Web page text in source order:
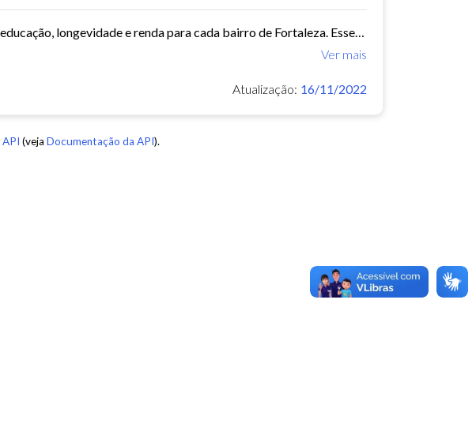
Este conjunto de dados contém indicadores de educação, longevidade e renda para cada bairro de Fortaleza. Esses três indicadores juntos formam o Indice de Desenvolvimento Humano...
Ver mais
Atualização: 16/11/2022
API (veja Documentação da API).